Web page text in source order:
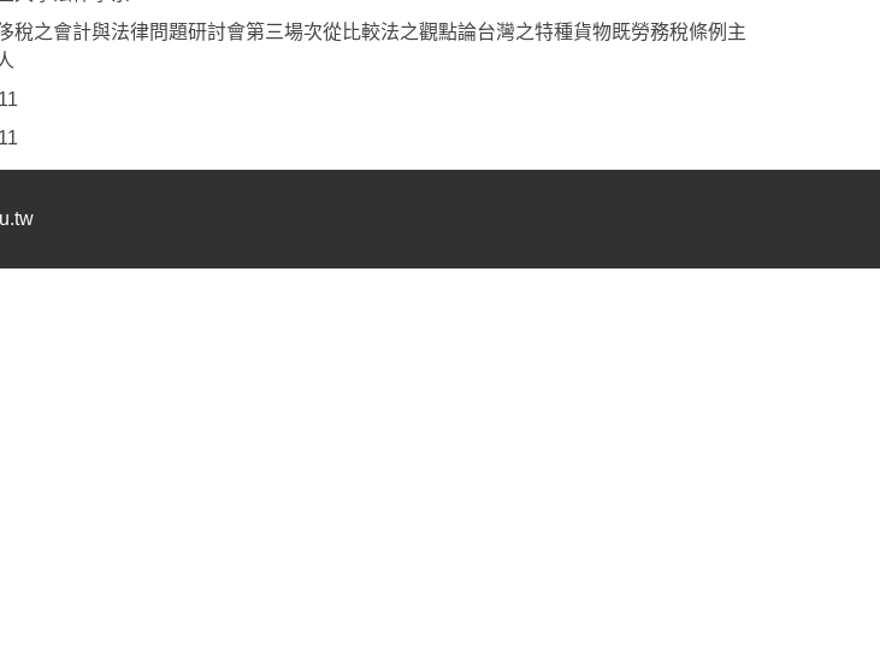
稅之會計與法律問題研討會第三場次從比較法之觀點論台灣之特種貨物既勞務稅條例主